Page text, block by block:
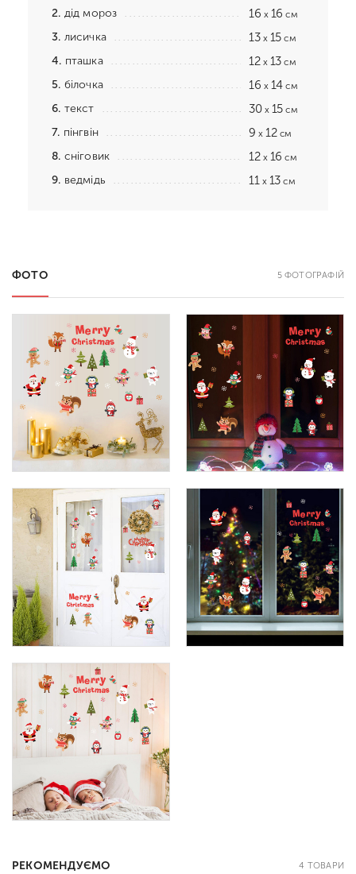
2. дід мороз 16 x16 см
3. лисичка 13 x15 см
4. пташка 12 x13 см
5. білочка 16 x14 см
6. текст 30 x15 см
7. пінгвін 9 x12 см
8. сніговик 12 x16 см
9. ведмідь 11 x13 см
ФОТО 5 ФОТОГРАФІЙ
РЕКОМЕНДУЄМО 4 ТОВАРИ